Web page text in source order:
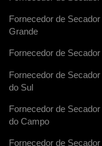
Fornecedor de
Grande
Fornecedor de
Fornecedor de
do Sul
Fornecedor de
do Campo
Fornecedor de